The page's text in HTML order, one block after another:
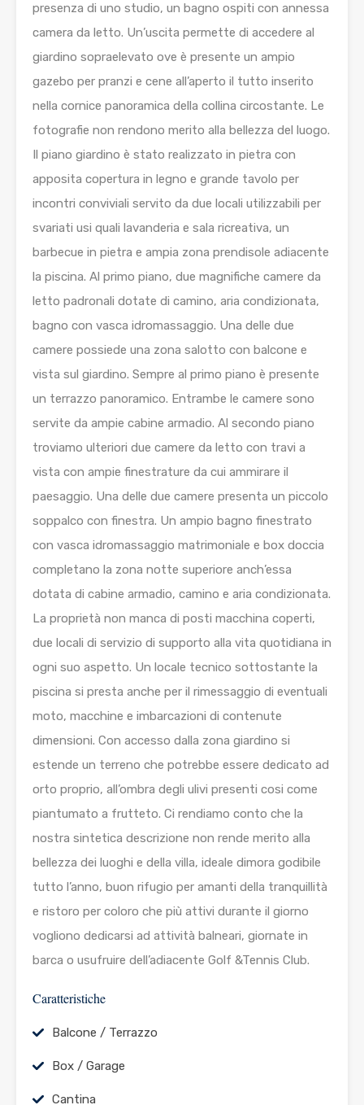
presenza di uno studio, un bagno ospiti con annessa
camera da letto. Un’uscita permette di accedere al
giardino sopraelevato ove è presente un ampio
gazebo per pranzi e cene all’aperto il tutto inserito
nella cornice panoramica della collina circostante. Le
fotografie non rendono merito alla bellezza del luogo.
Il piano giardino è stato realizzato in pietra con
apposita copertura in legno e grande tavolo per
incontri conviviali servito da due locali utilizzabili per
svariati usi quali lavanderia e sala ricreativa, un
barbecue in pietra e ampia zona prendisole adiacente
la piscina. Al primo piano, due magnifiche camere da
letto padronali dotate di camino, aria condizionata,
bagno con vasca idromassaggio. Una delle due
camere possiede una zona salotto con balcone e
vista sul giardino. Sempre al primo piano è presente
un terrazzo panoramico. Entrambe le camere sono
servite da ampie cabine armadio. Al secondo piano
troviamo ulteriori due camere da letto con travi a
vista con ampie finestrature da cui ammirare il
paesaggio. Una delle due camere presenta un piccolo
soppalco con finestra. Un ampio bagno finestrato
con vasca idromassaggio matrimoniale e box doccia
completano la zona notte superiore anch’essa
dotata di cabine armadio, camino e aria condizionata.
La proprietà non manca di posti macchina coperti,
due locali di servizio di supporto alla vita quotidiana in
ogni suo aspetto. Un locale tecnico sottostante la
piscina si presta anche per il rimessaggio di eventuali
moto, macchine e imbarcazioni di contenute
dimensioni. Con accesso dalla zona giardino si
estende un terreno che potrebbe essere dedicato ad
orto proprio, all’ombra degli ulivi presenti cosi come
piantumato a frutteto. Ci rendiamo conto che la
nostra sintetica descrizione non rende merito alla
bellezza dei luoghi e della villa, ideale dimora godibile
tutto l’anno, buon rifugio per amanti della tranquillità
e ristoro per coloro che più attivi durante il giorno
vogliono dedicarsi ad attività balneari, giornate in
barca o usufruire dell’adiacente Golf &Tennis Club.
Caratteristiche
Balcone / Terrazzo
Box / Garage
Cantina